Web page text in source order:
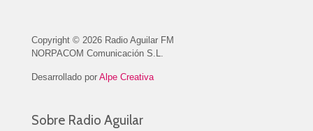
Copyright © 2026 Radio Aguilar FM
NORPACOM Comunicación S.L.
Desarrollado por Alpe Creativa
Sobre Radio Aguilar